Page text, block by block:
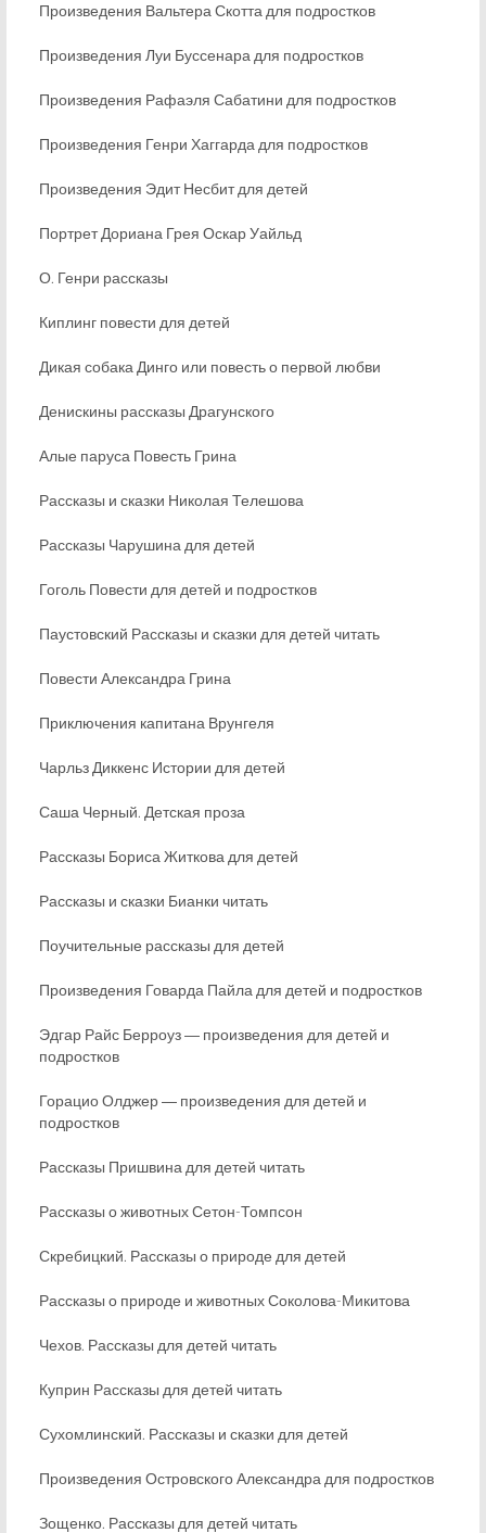
Произведения Вальтера Скотта для подростков
Произведения Луи Буссенара для подростков
Произведения Рафаэля Сабатини для подростков
Произведения Генри Хаггарда для подростков
Произведения Эдит Несбит для детей
Портрет Дориана Грея Оскар Уайльд
О. Генри рассказы
Киплинг повести для детей
Дикая собака Динго или повесть о первой любви
Денискины рассказы Драгунского
Алые паруса Повесть Грина
Рассказы и сказки Николая Телешова
Рассказы Чарушина для детей
Гоголь Повести для детей и подростков
Паустовский Рассказы и сказки для детей читать
Повести Александра Грина
Приключения капитана Врунгеля
Чарльз Диккенс Истории для детей
Саша Черный. Детская проза
Рассказы Бориса Житкова для детей
Рассказы и сказки Бианки читать
Поучительные рассказы для детей
Произведения Говарда Пайла для детей и подростков
Эдгар Райс Берроуз ― произведения для детей и
подростков
Горацио Олджер ― произведения для детей и
подростков
Рассказы Пришвина для детей читать
Рассказы о животных Сетон-Томпсон
Скребицкий. Рассказы о природе для детей
Рассказы о природе и животных Соколова-Микитова
Чехов. Рассказы для детей читать
Куприн Рассказы для детей читать
Сухомлинский. Рассказы и сказки для детей
Произведения Островского Александра для подростков
Зощенко. Рассказы для детей читать